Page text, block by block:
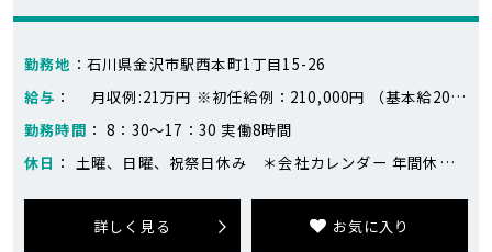
勤務地 ：石川県金沢市駅西本町1丁目15-26
給与 ： 月収例:21万円 ※初任給例：210,000円 （基本給200,000円、業務手当10,000円） 前年度実績 ・賞与あり：年2回(7月・12月) ・昇給あり：年1回(4月)
勤務時間 ： 8：30～17：30 実働8時間
休日 ： 土曜、日曜、祝祭日休み ＊会社カレンダー 年間休日128日（2026年度） 年に1回土曜出勤あり GW・夏季・年末年始は連休あり アニバーサリー休暇 バースデー休暇
詳しく見る お気に入り